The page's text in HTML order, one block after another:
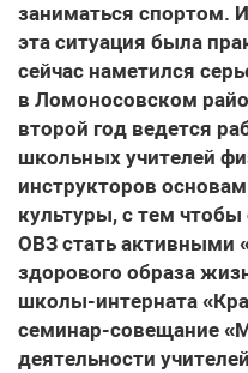
заниматься спортом.
эта ситуация была
сейчас наметился
в Ломоносовском
второй год ведется
школьных учителей
инструкторов
культуры, с тем
ОВЗ стать активными
здорового образа
школы-интерната
семинар-совещание
деятельности